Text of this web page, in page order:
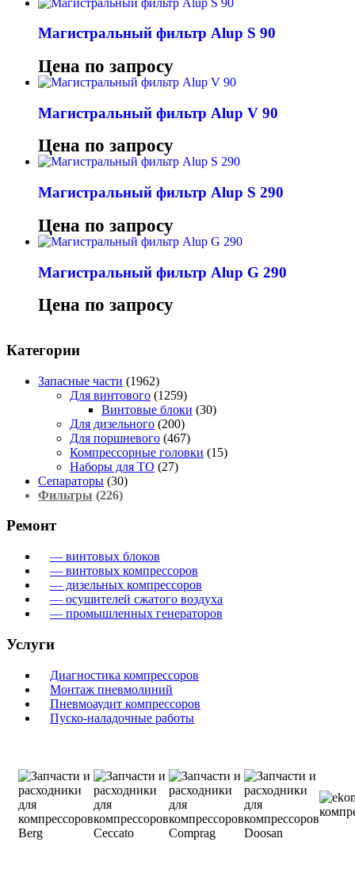
Магистральный фильтр Alup S 90
Цена по запросу
Магистральный фильтр Alup V 90
Цена по запросу
Магистральный фильтр Alup S 290
Цена по запросу
Магистральный фильтр Alup G 290
Цена по запросу
Категории
Запасные части (1962)
Для винтового (1259)
Винтовые блоки (30)
Для дизельного (200)
Для поршневого (467)
Компрессорные головки (15)
Наборы для ТО (27)
Сепараторы (30)
Фильтры (226)
Ремонт
— винтовых блоков
— винтовых компрессоров
— дизельных компрессоров
— осушителей сжатого воздуха
— промышленных генераторов
Услуги
Диагностика компрессоров
Монтаж пневмолиний
Пневмоаудит компрессоров
Пуско-наладочные работы